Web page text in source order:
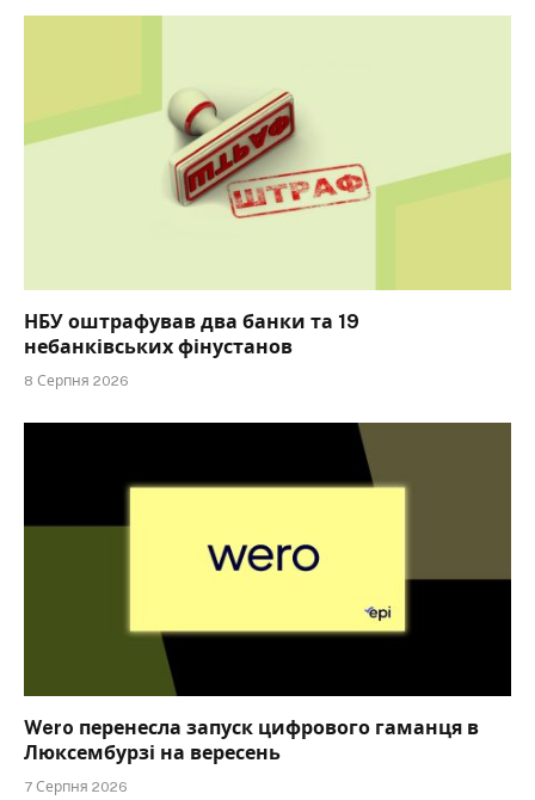
НБУ оштрафував два банки та 19
небанківських фінустанов
8 Серпня 2026
Wero перенесла запуск цифрового гаманця в
Люксембурзі на вересень
7 Серпня 2026